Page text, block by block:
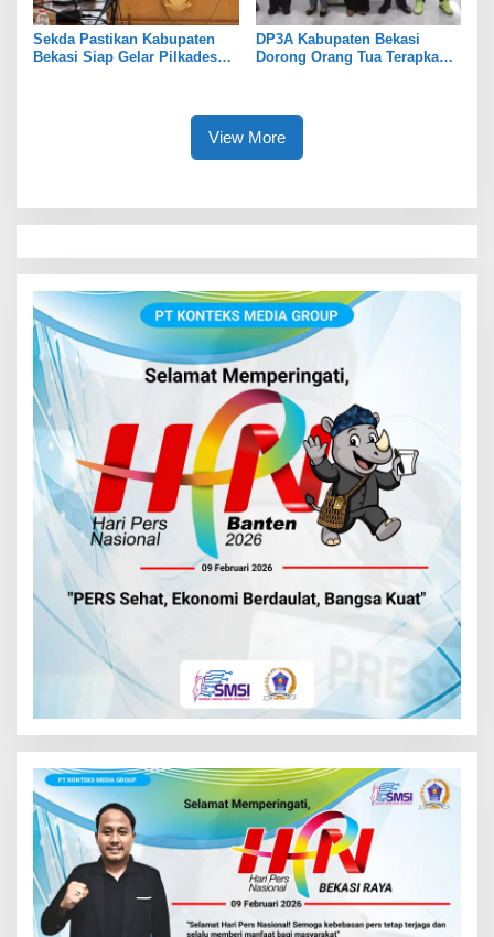
Sekda Pastikan Kabupaten
Bekasi Siap Gelar Pilkades
DP3A Kabupaten Bekasi
Dorong Orang Tua Terapkan
View More